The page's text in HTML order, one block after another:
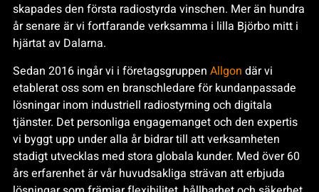
skapades den första radiostyrda vinschen. Mer än hundra
år senare är vi fortfarande verksamma i lilla Björbo mitt i
hjärtat av Dalarna.
Sedan 2016 ingår vi i företagsgruppen Allgon där vi
etablerat oss som en branschledare för kundanpassade
lösningar inom industriell radiostyrning och digitala
tjänster. Det personliga engagemanget och den expertis
vi byggt upp under alla år bidrar till att verksamheten
stadigt utvecklas med stora globala kunder. Med över 60
års erfarenhet är vår huvudsakliga strävan att erbjuda